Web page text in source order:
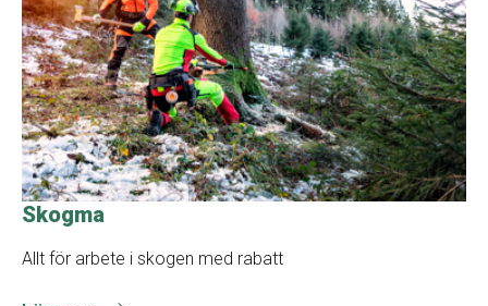
Skogma
Allt för arbete i skogen med rabatt